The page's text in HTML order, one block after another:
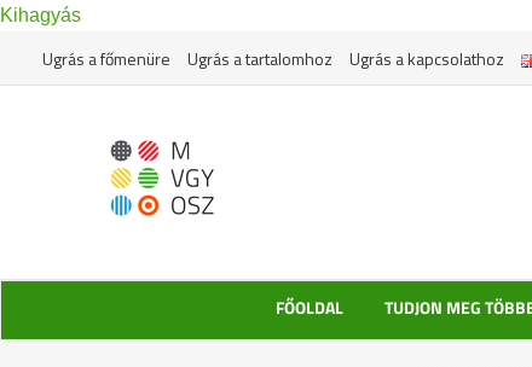
Kihagyás
Ugrás a főmenüre Ugrás a tartalomhoz Ugrás a kapcsolathoz
FŐOLDAL TUDJON MEG